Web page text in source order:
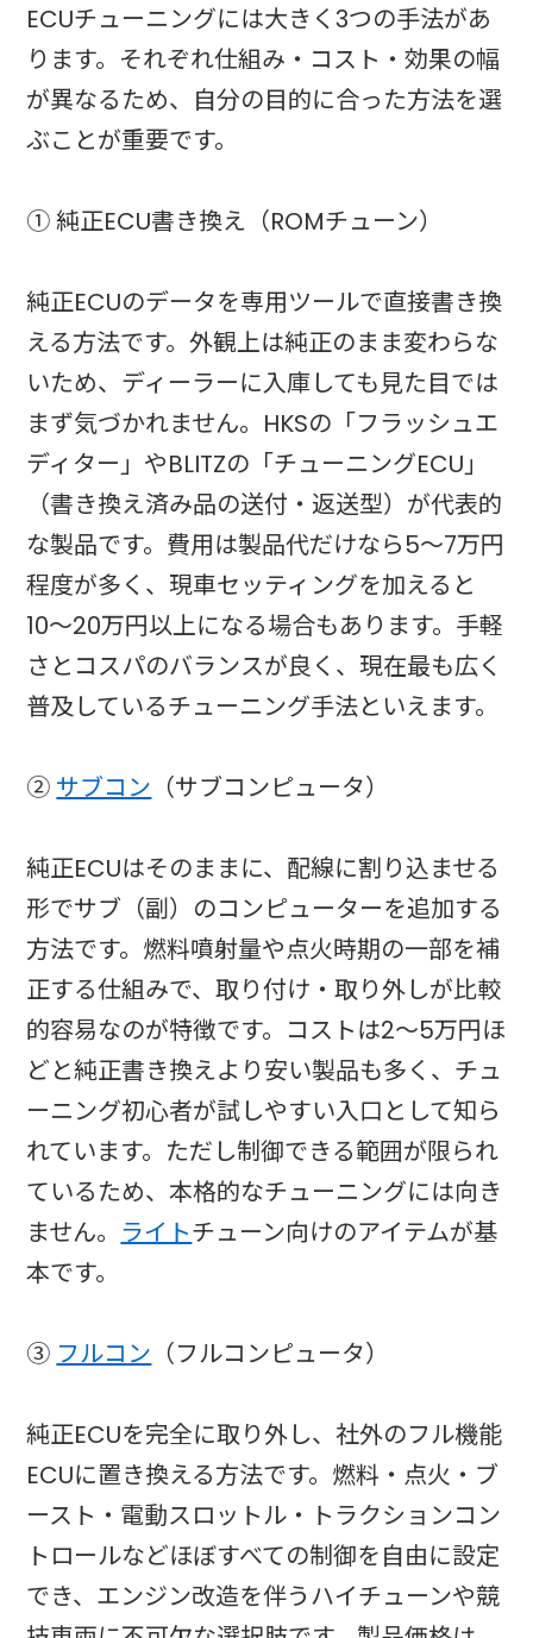
ECUチューニングには大きく3つの手法があ
ります。それぞれ仕組み・コスト・効果の幅
が異なるため、自分の目的に合った方法を選
ぶことが重要です。
① 純正ECU書き換え（ROMチューン）
純正ECUのデータを専用ツールで直接書き換
える方法です。外観上は純正のまま変わらな
いため、ディーラーに入庫しても見た目では
まず気づかれません。HKSの「フラッシュエ
ディター」やBLITZの「チューニングECU」
（書き換え済み品の送付・返送型）が代表的
な製品です。費用は製品代だけなら5〜7万円
程度が多く、現車セッティングを加えると
10〜20万円以上になる場合もあります。手軽
さとコスパのバランスが良く、現在最も広く
普及しているチューニング手法といえます。
② サブコン （サブコンピュータ）
純正ECUはそのままに、配線に割り込ませる
形でサブ（副）のコンピューターを追加する
方法です。燃料噴射量や点火時期の一部を補
正する仕組みで、取り付け・取り外しが比較
的容易なのが特徴です。コストは2〜5万円ほ
どと純正書き換えより安い製品も多く、チュ
ーニング初心者が試しやすい入口として知ら
れています。ただし制御できる範囲が限られ
ているため、本格的なチューニングには向き
ません。 ライトチューン向けのアイテムが基
本です。
③ フルコン （フルコンピュータ）
純正ECUを完全に取り外し、社外のフル機能
ECUに置き換える方法です。燃料・点火・ブ
ースト・電動スロットル・トラクションコン
トロールなどほぼすべての制御を自由に設定
でき、エンジン改造を伴うハイチューンや競